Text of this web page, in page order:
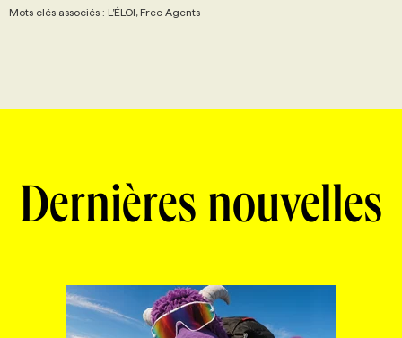
Mots clés associés : L’ÉLOI, Free Agents
Dernières nouvelles